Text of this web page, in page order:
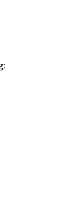
: